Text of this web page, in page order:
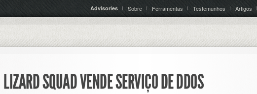
Advisories Sobre Ferramentas Testemunhos Artigos
LIZARD SQUAD VENDE SERVIÇO DE DDOS